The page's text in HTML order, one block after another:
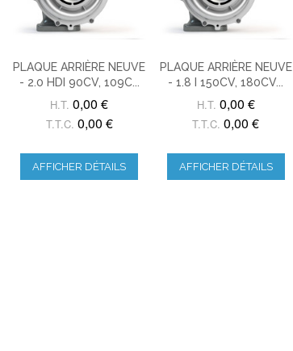
PLAQUE ARRIÈRE NEUVE
- 2.0 HDI 90CV, 109C...
H.T. 0,00 €
T.T.C. 0,00 €
AFFICHER DÉTAILS
PLAQUE ARRIÈRE NEUVE
- 1.8 I 150CV, 180CV...
H.T. 0,00 €
T.T.C. 0,00 €
AFFICHER DÉTAILS